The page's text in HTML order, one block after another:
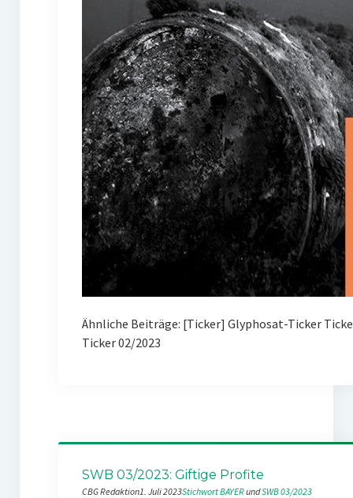
Ähnliche Beiträge: [Ticker] Glyphosat-Ticker
Ticker 02/2023
SWB 03/2023: Giftige Profite
CBG Redaktion1. Juli 2023Stichwort BAYER und SWB 03/2023